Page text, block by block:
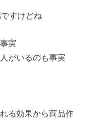
すけどね
実
がいるのも事実
る効果から商品作